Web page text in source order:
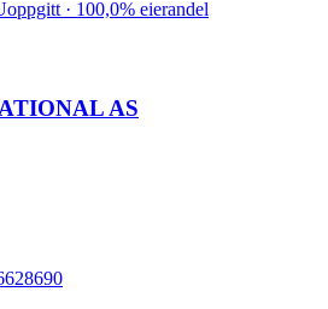
· 100,0% eierandel
AS